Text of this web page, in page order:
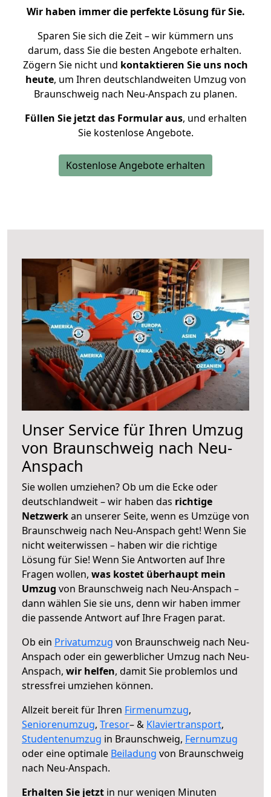
Wir haben immer die perfekte Lösung für Sie.
Sparen Sie sich die Zeit – wir kümmern uns
darum, dass Sie die besten Angebote erhalten.
Zögern Sie nicht und kontaktieren Sie uns noch
heute, um Ihren deutschlandweiten Umzug von
Braunschweig nach Neu-Anspach zu planen.
Füllen Sie jetzt das Formular aus, und erhalten
Sie kostenlose Angebote.
Kostenlose Angebote erhalten
Unser Service für Ihren Umzug
von Braunschweig nach Neu-
Anspach
Sie wollen umziehen? Ob um die Ecke oder
deutschlandweit – wir haben das richtige
Netzwerkan unserer Seite, wenn es Umzüge von
Braunschweig nach Neu-Anspach geht! Wenn Sie
nicht weiterwissen – haben wir die richtige
Lösung für Sie! Wenn Sie Antworten auf Ihre
Fragen wollen, was kostet überhaupt mein
Umzug von Braunschweig nach Neu-Anspach –
dann wählen Sie sie uns, denn wir haben immer
die passende Antwort auf Ihre Fragen parat.
Ob ein Privatumzug von Braunschweig nach Neu-
Anspach oder ein gewerblicher Umzug nach Neu-
Anspach, wir helfen, damit Sie problemlos und
stressfrei umziehen können.
Allzeit bereit für Ihren Firmenumzug,
Seniorenumzug, Tresor– & Klaviertransport,
Studentenumzug in Braunschweig, Fernumzug
oder eine optimale Beiladung von Braunschweig
nach Neu-Anspach.
Erhalten Sie jetzt in nur wenigen Minuten